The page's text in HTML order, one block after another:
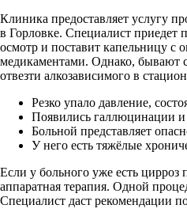
Клиника предоставляет услугу
в Горловке. Специалист приедет
осмотр и поставит капельницу с
медикаментами. Однако, бывают
отвезти алкозависимого в
Резко упало давление,
Появились галлюцинации и
Больной представляет
У него есть тяжёлые
Если у больного уже есть цирроз
аппаратная терапия. Одной
Специалист даст рекомендации